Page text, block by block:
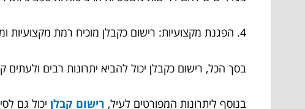
4. הפגנת מקצועיות: רישום כקבלן מוכיח רמת מקצועיות ומחויבות לעבודה איכותית. זה יכול להיות אטרקטיבי עבור לקוחות שמחפשים קבלנים אמינים ואמינים.
בסך הכל, רישום כקבלן יכול להביא יתרונות רבים
בנוסף ליתרונות המפורטים לעיל, רישום קבלן יכול גם